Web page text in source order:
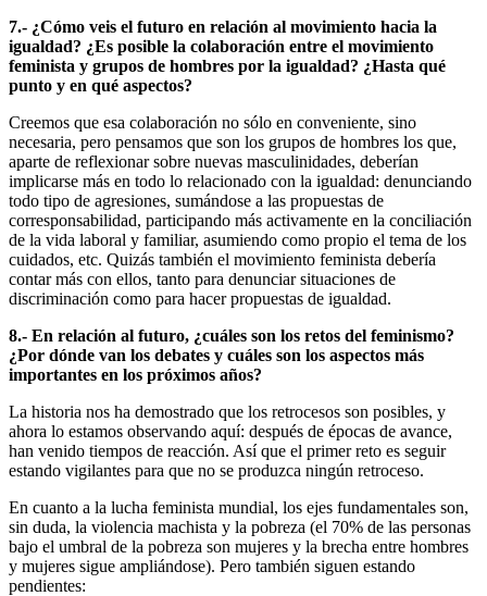
7.- ¿Cómo veis el futuro en relación al movimiento hacia la
igualdad? ¿Es posible la colaboración entre el movimiento
feminista y grupos de hombres por la igualdad? ¿Hasta qué
punto y en qué aspectos?
Creemos que esa colaboración no sólo en conveniente, sino
necesaria, pero pensamos que son los grupos de hombres los que,
aparte de reflexionar sobre nuevas masculinidades, deberían
implicarse más en todo lo relacionado con la igualdad: denunciando
todo tipo de agresiones, sumándose a las propuestas de
corresponsabilidad, participando más activamente en la conciliación
de la vida laboral y familiar, asumiendo como propio el tema de los
cuidados, etc. Quizás también el movimiento feminista debería
contar más con ellos, tanto para denunciar situaciones de
discriminación como para hacer propuestas de igualdad.
8.- En relación al futuro, ¿cuáles son los retos del feminismo?
¿Por dónde van los debates y cuáles son los aspectos más
importantes en los próximos años?
La historia nos ha demostrado que los retrocesos son posibles, y
ahora lo estamos observando aquí: después de épocas de avance,
han venido tiempos de reacción. Así que el primer reto es seguir
estando vigilantes para que no se produzca ningún retroceso.
En cuanto a la lucha feminista mundial, los ejes fundamentales son,
sin duda, la violencia machista y la pobreza (el 70% de las personas
bajo el umbral de la pobreza son mujeres y la brecha entre hombres
y mujeres sigue ampliándose). Pero también siguen estando
pendientes: